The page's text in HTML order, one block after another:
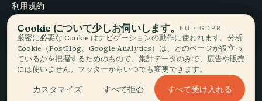
利用規約
Cookie設定
アカウント削除
© 2026 Audiala · スイス・モルジュにて、旅の途上で、雲の上で作ってい
EN · FR · DE · ES · IT · PT · JA · ZH · HI · RU · CS · AR
Cookie について少しお伺いします。 EU · GDPR
厳密に必要な Cookie はナビゲーションの動作に使われます。分析
Cookie（PostHog、Google Analytics）は、どのページが役立っ
ているかを把握するためのもので、集計データのみで、広告や販売
には使いません。フッターからいつでも変更できます。
カスタマイズ すべて拒否 すべて受け入れる